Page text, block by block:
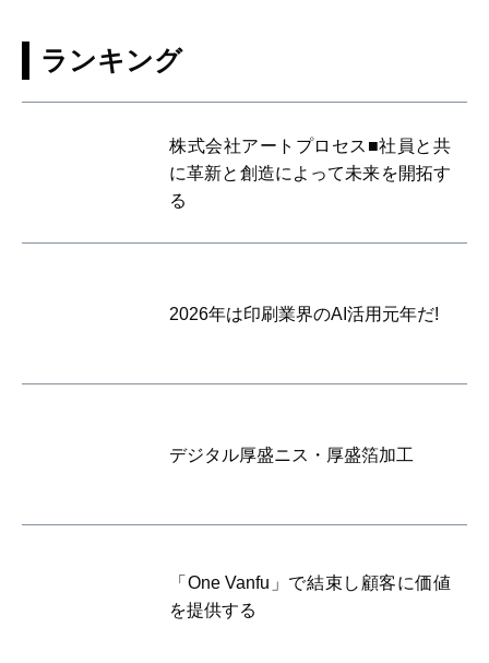
ランキング
株式会社アートプロセス■社員と共
に革新と創造によって未来を開拓す
る
2026年は印刷業界のAI活用元年だ!
デジタル厚盛ニス・厚盛箔加工
「One Vanfu」で結束し顧客に価値
を提供する